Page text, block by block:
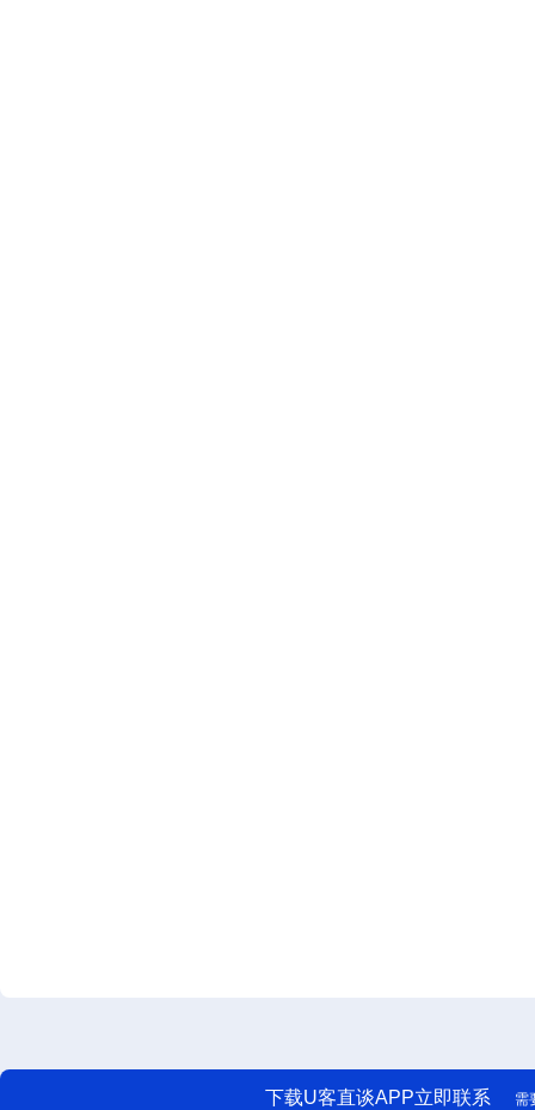
下载U客直谈APP立即联系 需